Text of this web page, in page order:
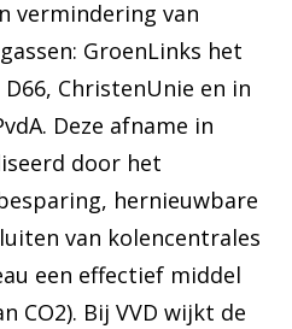
vermindering van
GroenLinks het
ChristenUnie en in
Deze afname in
door het
hernieuwbare
van kolencentrales
een effectief middel
CO2). Bij VVD wijkt de